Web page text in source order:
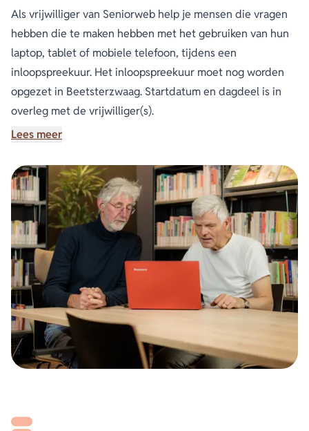
Als vrijwilliger van Seniorweb help je mensen die vragen
hebben die te maken hebben met het gebruiken van hun
laptop, tablet of mobiele telefoon, tijdens een
inloopspreekuur. Het inloopspreekuur moet nog worden
opgezet in Beetsterzwaag. Startdatum en dagdeel is in
overleg met de vrijwilliger(s).
Wie zoeken we?
en spreekt Nederlands. Je vindt het leuk om je kennis van
diverse apparaten (laptop, mobiel, tablet en E-reader) te
delen met de (vaak oudere) doelgroep. Je weet de weg op
het internet te vinden en kun je dit goed uitleggen.
Wat bieden wij?
• Interessant en zinvol vrijwilligerswerk waarin je van
betekenis bent voor anderen en waarin je jezelf kunt
ontwikkelen.
• Begeleiding door een medewerker van de Bibliotheek.
• Scholing en training.
• Vrijwilligersbijeenkomsten waarin ervaringen met andere
lidmaatschap bij Seniorweb
Lees meer